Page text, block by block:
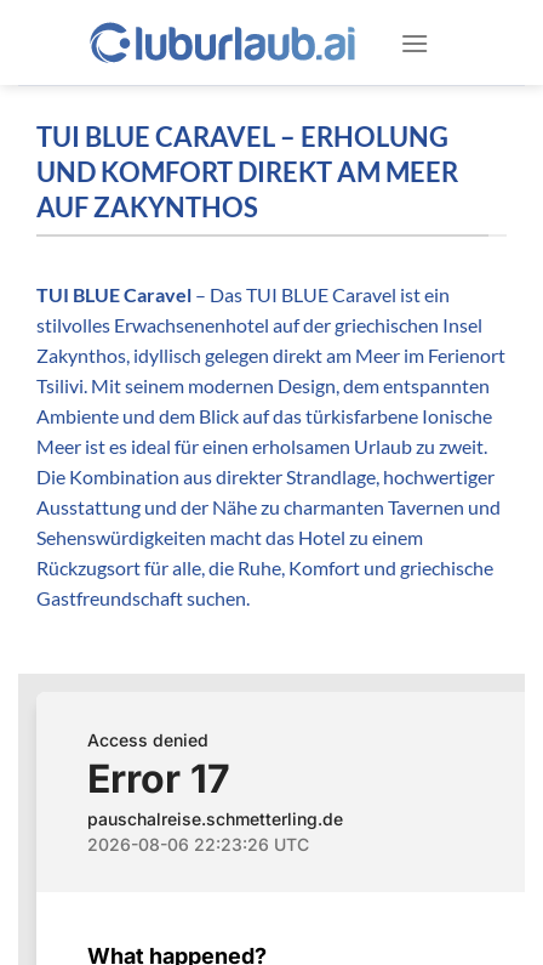
TUI BLUE CARAVEL – ERHOLUNG
UND KOMFORT DIREKT AM MEER
AUF ZAKYNTHOS
TUI BLUE Caravel – Das TUI BLUE Caravel ist ein
stilvolles Erwachsenenhotel auf der griechischen Insel
Zakynthos, idyllisch gelegen direkt am Meer im Ferienort
Tsilivi. Mit seinem modernen Design, dem entspannten
Ambiente und dem Blick auf das türkisfarbene Ionische
Meer ist es ideal für einen erholsamen Urlaub zu zweit.
Die Kombination aus direkter Strandlage, hochwertiger
Ausstattung und der Nähe zu charmanten Tavernen und
Sehenswürdigkeiten macht das Hotel zu einem
Rückzugsort für alle, die Ruhe, Komfort und griechische
Gastfreundschaft suchen.